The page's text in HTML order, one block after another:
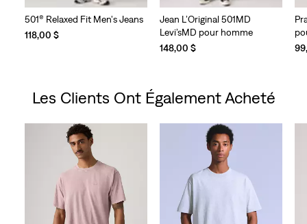
501® Relaxed Fit Men's Jeans
118,00 $
Jean L’Original 501MD
Levi’sMD pour homme
148,00 $
Les Clients Ont Également Acheté